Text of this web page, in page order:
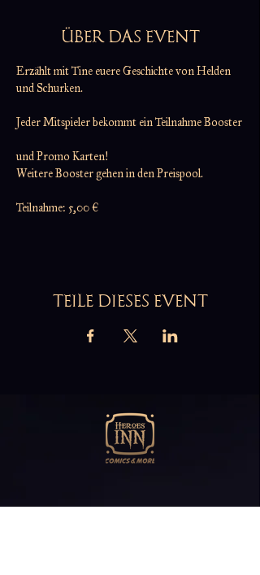
ÜBER DAS EVENT
Erzählt mit Tine euere Geschichte von Helden
und Schurken.
Jeder Mitspieler bekommt ein Teilnahme Booster
und Promo Karten!
Weitere Booster gehen in den Preispool.
Teilnahme: 5,00 €
TEILE DIESES EVENT